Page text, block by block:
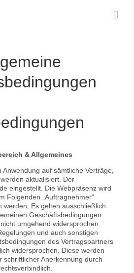
& Allgemeines
Anwendung auf sämtliche Verträge,
aktualisiert. Der
eingestellt. Die Webpräsenz wird
Folgenden „Auftragnehmer“
werden. Es gelten ausschließlich
Geschäftsbedingungen
umgehend widersprochen
und auch sonstigen
des Vertragspartners
widersprochen. Diese werden
schriftlicher Anerkennung durch